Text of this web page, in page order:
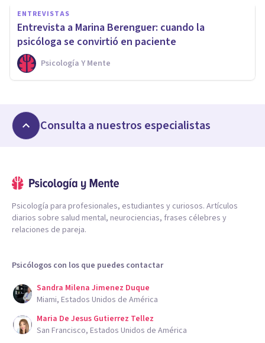
ENTREVISTAS
Entrevista a Marina Berenguer: cuando la
psicóloga se convirtió en paciente
Psicología Y Mente
Consulta a nuestros especialistas
Psicología para profesionales, estudiantes y curiosos. Artículos
diarios sobre salud mental, neurociencias, frases célebres y
relaciones de pareja.
Psicólogos con los que puedes contactar
Sandra Milena Jimenez Duque
Miami, Estados Unidos de América
Maria De Jesus Gutierrez Tellez
San Francisco, Estados Unidos de América